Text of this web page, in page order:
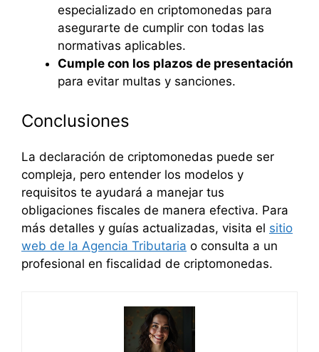
especializado en criptomonedas para
asegurarte de cumplir con todas las
normativas aplicables.
Cumple con los plazos de presentación
para evitar multas y sanciones.
Conclusiones
La declaración de criptomonedas puede ser
compleja, pero entender los modelos y
requisitos te ayudará a manejar tus
obligaciones fiscales de manera efectiva. Para
más detalles y guías actualizadas, visita el sitio
web de la Agencia Tributaria o consulta a un
profesional en fiscalidad de criptomonedas.